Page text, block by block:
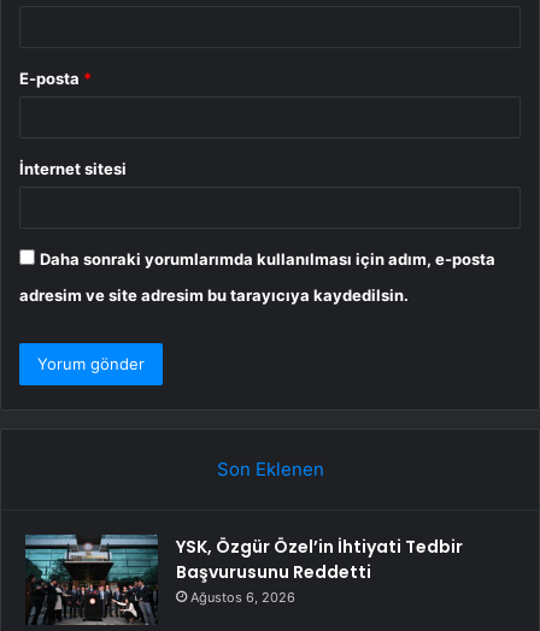
E-posta *
İnternet sitesi
Daha sonraki yorumlarımda kullanılması için adım, e-posta
adresim ve site adresim bu tarayıcıya kaydedilsin.
Son Eklenen
YSK, Özgür Özel’in İhtiyati Tedbir
Başvurusunu Reddetti
Ağustos 6, 2026